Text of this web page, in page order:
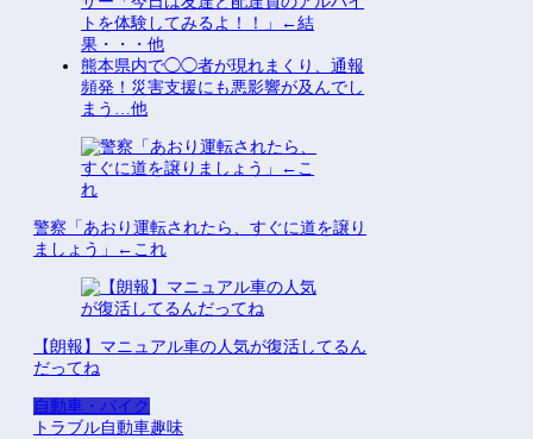
トを体験してみるよ！！」←結
果・・・他
熊本県内で◯◯者が現れまくり、通報
頻発！災害支援にも悪影響が及んでし
まう…他
警察「あおり運転されたら、すぐに道を譲り
ましょう」←これ
【朗報】マニュアル車の人気が復活してるん
だってね
自動車・バイク
トラブル自動車趣味